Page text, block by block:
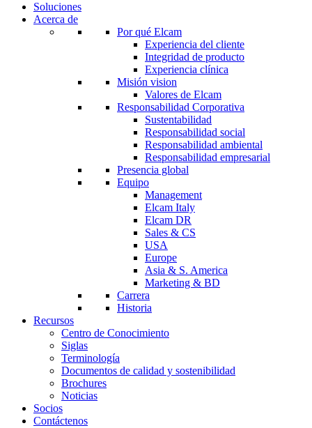
Soluciones
Acerca de
Por qué Elcam
Experiencia del cliente
Integridad de producto
Experiencia clínica
Misión vision
Valores de Elcam
Responsabilidad Corporativa
Sustentabilidad
Responsabilidad social
Responsabilidad ambiental
Responsabilidad empresarial
Presencia global
Equipo
Management
Elcam Italy
Elcam DR
Sales & CS
USA
Europe
Asia & S. America
Marketing & BD
Carrera
Historia
Recursos
Centro de Conocimiento
Siglas
Terminología
Documentos de calidad y sostenibilidad
Brochures
Noticias
Socios
Contáctenos